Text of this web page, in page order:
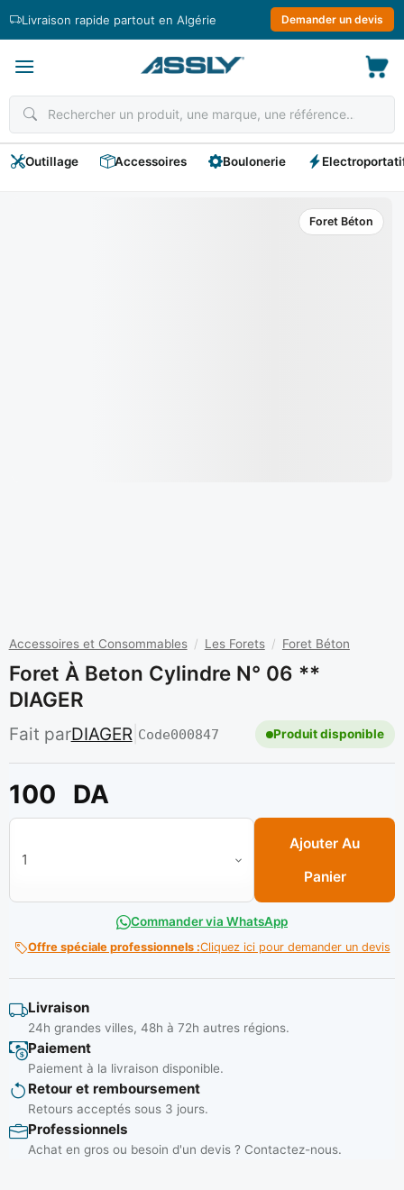
Livraison rapide partout en Algérie Demander un devis
Outillage Accessoires Boulonerie
Foret Béton
Accessoires et Consommables / Les Forets / Foret Béton
Foret À Beton Cylindre N° 06 **
DIAGER
Fait parDIAGER| Code000847 Produit disponible
100 DA
quantité de Foret à beton cylindre N° 06 ** DIAGER
Ajouter Au
Panier
Commander via WhatsApp
Offre spéciale professionnels :Cliquez ici pour demander un devis
Livraison
24h grandes villes, 48h à 72h autres régions.
Paiement
Paiement à la livraison disponible.
Retour et remboursement
Retours acceptés sous 3 jours.
Professionnels
Achat en gros ou besoin d'un devis ? Contactez-nous.